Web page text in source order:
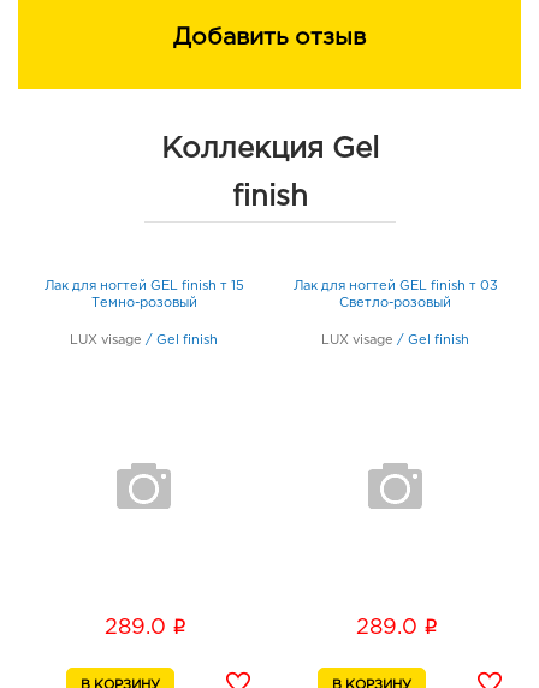
Добавить отзыв
Коллекция Gel
finish
Лак для ногтей GEL finish т 15
Темно-розовый
LUX visage / Gel finish
289.0 i
Лак для ногтей GEL finish т 03
Светло-розовый
LUX visage / Gel finish
289.0 i